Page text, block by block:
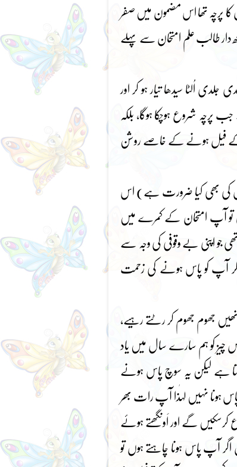
کا پرچہ تھا اس مضمون میں صفر
دار طالب علم امتحان سے پہلے
اُلٹا سیدھا تیار ہو کر اور
پرچہ شروع ہوچکا ہوگا، بلکہ
فیل ہونے کے خاصے روشن
کی بھی کیا ضرورت ہے) اس
تو آپ امتحان کے کمرے میں
جو اپنی بے وقوفی کی وجہ سے
آپ کو پاس ہونے کی زحمت
جھوم جھوم کر رٹتے رہیے،
چیز کو ہم سارے سال میں یاد
ہے لیکن یہ سوچ پاس ہونے
ہونا نہیں لہٰذا آپ رات بھر
گے اور اَونگھتے ہوئے
اگر آپ پاس ہونا چاہتے ہوں تو